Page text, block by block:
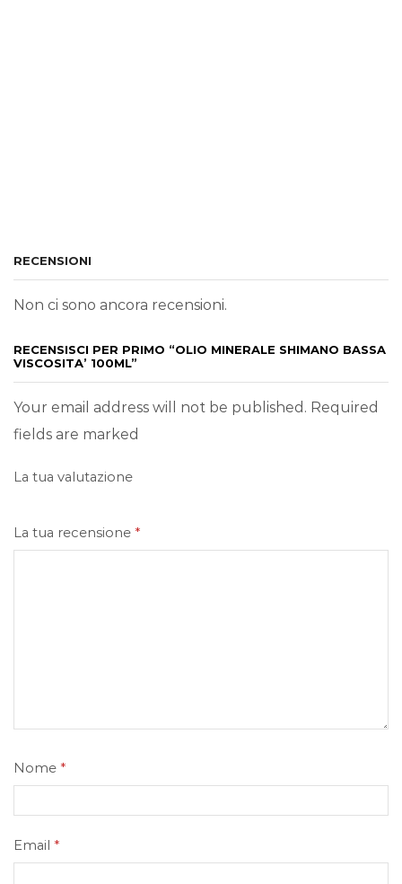
RECENSIONI
Non ci sono ancora recensioni.
RECENSISCI PER PRIMO “OLIO MINERALE SHIMANO BASSA
VISCOSITA’ 100ML”
Your email address will not be published. Required
fields are marked
La tua valutazione
La tua recensione *
Nome *
Email *